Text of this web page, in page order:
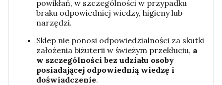
powikłań, w szczególności w przypadku
braku odpowiedniej wiedzy, higieny lub
narzędzi.
Sklep nie ponosi odpowiedzialności za skutki
założenia biżuterii w świeżym przekłuciu, a
w szczególności bez udziału osoby
posiadającej odpowiednią wiedzę i
doświadczenie.